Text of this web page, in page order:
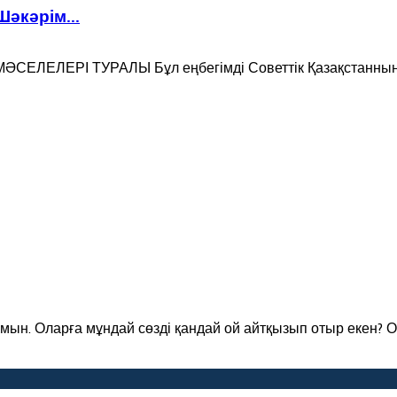
ТУРАЛЫ Бұл еңбегімді Советтік
Оларға мұндай сөзді қандай ой айтқызып отыр екен?